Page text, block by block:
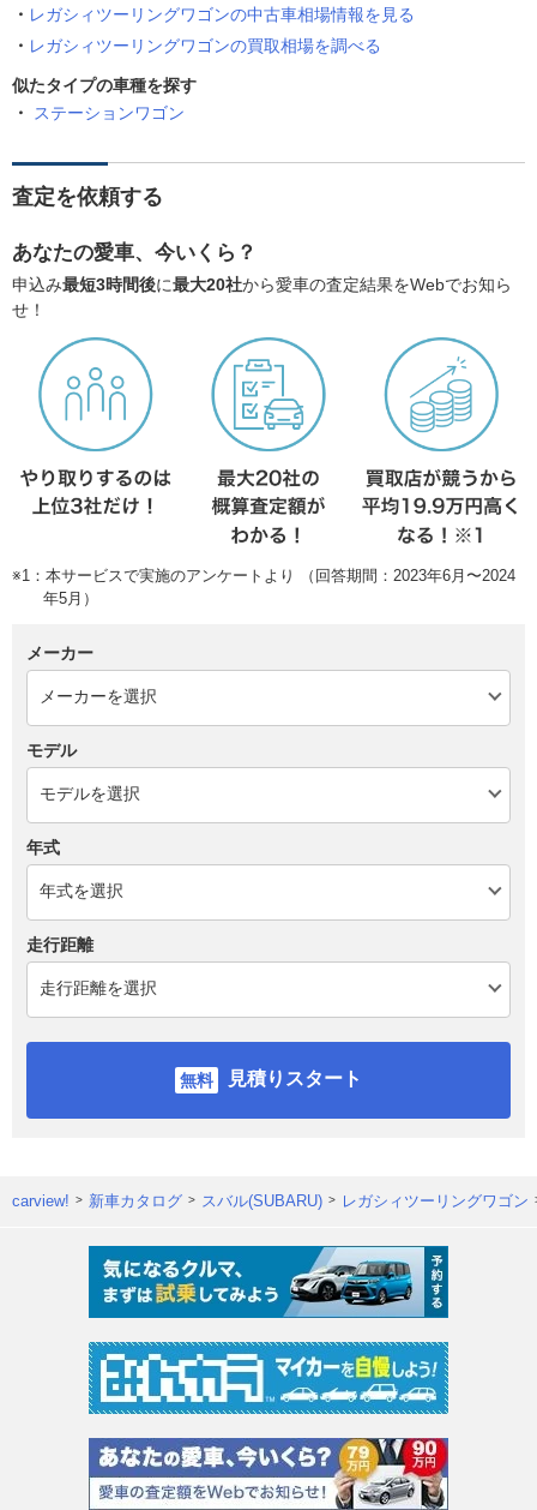
レガシィツーリングワゴンの中古車相場情報を見る
レガシィツーリングワゴンの買取相場を調べる
似たタイプの車種を探す
ステーションワゴン
査定を依頼する
あなたの愛車、今いくら？
申込み最短3時間後に最大20社から愛車の査定結果をWebでお知ら
せ！
※1：本サービスで実施のアンケートより （回答期間：2023年6月〜2024
年5月）
メーカー
モデル
年式
走行距離
見積りスタート
carview! 新車カタログ スバル(SUBARU) レガシィツーリングワゴン